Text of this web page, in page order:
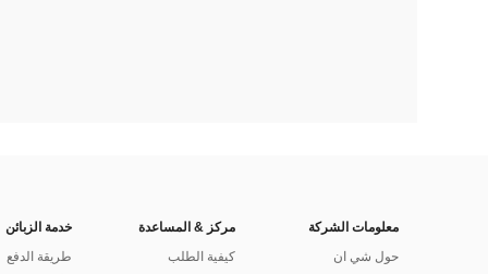
معلومات الشركة
حول شي ان
مركز & المساعدة
كيفية الطلب
خدمة الزبائن
طريقة الدفع